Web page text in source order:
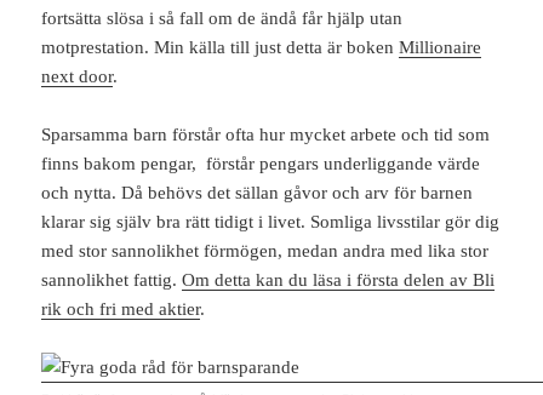
fortsätta slösa i så fall om de ändå får hjälp utan
motprestation. Min källa till just detta är bokenMillionaire
next door.
Sparsamma barn förstår ofta hur mycket arbete och tid som
finns bakom pengar, förstår pengars underliggande värde
och nytta. Då behövs det sällan gåvor och arv för barnen
klarar sig själv bra rätt tidigt i livet. Somliga livsstilar gör dig
med stor sannolikhet förmögen, medan andra med lika stor
sannolikhet fattig.Om detta kan du läsa i första delen av Bli
rik och fri med aktier.